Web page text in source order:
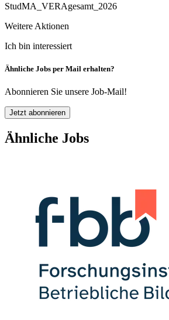
StudMA_VERAgesamt_2026
Weitere Aktionen
Ich bin interessiert
Ähnliche Jobs per Mail erhalten?
Abonnieren Sie unsere Job-Mail!
Jetzt abonnieren
Ähnliche Jobs